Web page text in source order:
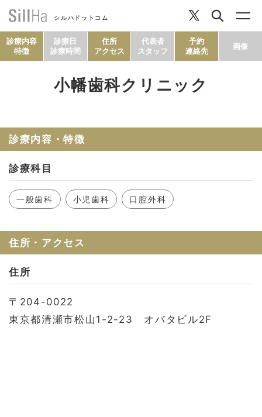
シルハドットコム
セルフチェック
診療内容
特徴
診療日
診療時間
住所
アクセス
代表者
スタッフ
予約
連絡先
画像
小幡歯科クリニック
診療内容・特徴
診療科目
一般歯科 小児歯科 口腔外科
住所・アクセス
住所
〒204-0022
東京都清瀬市松山1-2-23 オバタビル2F